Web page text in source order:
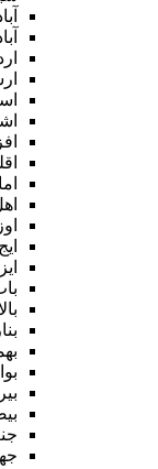
اوز
ایج